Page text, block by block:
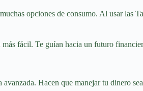
opciones de consumo. Al usar
fácil. Te guían hacia un futuro
Hacen que manejar tu dinero